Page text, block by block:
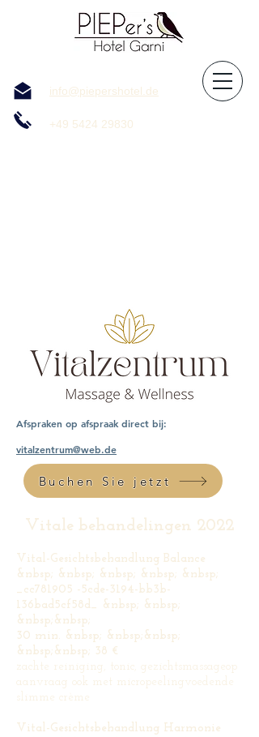
info@piepershotel.de
+49 5424 29830
Afspraken op afspraak direct bij:
vitalzentrum@web.de
Buchen Sie jetzt
Vitale behandelingen 2022
Vital-Gesichtsbehandlung Balance
&nbsp; &nbsp; &nbsp; &nbsp; &nbsp;
_cc781905 -5cde-3194-bb3b-
136bad5cf58d_ &nbsp; &nbsp;
&nbsp;&nbsp;
30 min. &nbsp; &nbsp;&nbsp;
&nbsp;&nbsp; 38 €
zachte reiniging, tonic, gezichtsmassageop
aanvraag ook met micropeelingvoedende
slimme crème
Vital-Gesichtsbehandlung Harmonie